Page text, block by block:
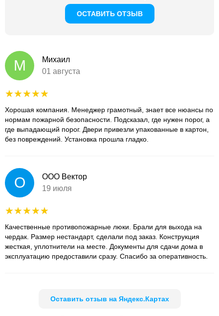
ОСТАВИТЬ ОТЗЫВ
М
Михаил
01 августа
Хорошая компания. Менеджер грамотный, знает все нюансы по
нормам пожарной безопасности. Подсказал, где нужен порог, а
где выпадающий порог. Двери привезли упакованные в картон,
без повреждений. Установка прошла гладко.
О
ООО Вектор
19 июля
Качественные противопожарные люки. Брали для выхода на
чердак. Размер нестандарт, сделали под заказ. Конструкция
жесткая, уплотнители на месте. Документы для сдачи дома в
эксплуатацию предоставили сразу. Спасибо за оперативность.
Оставить отзыв на Яндекс.Картах